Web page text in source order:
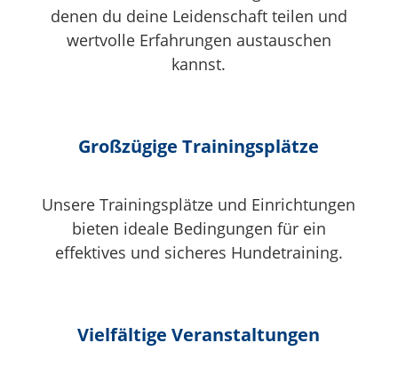
denen du deine Leidenschaft teilen und
wertvolle Erfahrungen austauschen
kannst.
Großzügige Trainingsplätze
Unsere Trainingsplätze und Einrichtungen
bieten ideale Bedingungen für ein
effektives und sicheres Hundetraining.
Vielfältige Veranstaltungen